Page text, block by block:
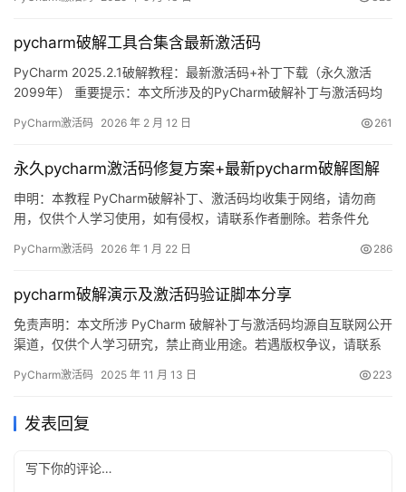
来，我就将通过图文的方式, 来详细讲解如何激活 PyCharm至
是Windo…
pycharm破解工具合集含最新激活码
PyCharm 2025.2.1破解教程：最新激活码+补丁下载（永久激活
2099年） 重要提示：本文所涉及的PyCharm破解补丁与激活码均
内容存在侵权问题，请联系本人删除。经济条件允许的话，强烈建
功的实例截图。如下图所示，激…
PyCharm激活码 2026 年 2 月 12 日 261
永久pycharm激活码修复方案+最新pycharm破解图解
申明：本教程 PyCharm破解补丁、激活码均收集于网络，请勿商
用，仅供个人学习使用，如有侵权，请联系作者删除。若条件允
器，功能强大，适用于 Windows、Mac 和 Linux 系统。本文将详细
是什么版本、什么操作系统…
PyCharm激活码 2026 年 1 月 22 日 286
pycharm破解演示及激活码验证脚本分享
免责声明：本文所涉 PyCharm 破解补丁与激活码均源自互联网公开
渠道，仅供个人学习研究，禁止商业用途。若遇版权争议，请联系
IDE，跨 Windows、macOS、Linux 三大平台，功能全面。下文手
激活成功效果预览…
PyCharm激活码 2025 年 11 月 13 日 223
发表回复